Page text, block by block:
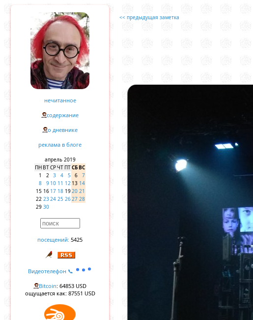
нечитанное
содержание
о дневнике
реклама в блоге
апрель 2019
ПН ВТСРЧТ ПТСБВС
1
2 3 4 5 6
7
8
9 10 11 12 13 14
15 16 17 18 1920 21
22 2324 25 2627 28
29 30
посещений: 5425
Видеотелефон 📞
Bitcoin: 64853 USD
ощущается как: 87551 USD
<< предыдущая заметка